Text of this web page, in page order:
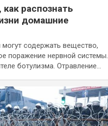
как распознать
домашние
содержать вещество,
поражение нервной системы.
ботулизма. Отравление…